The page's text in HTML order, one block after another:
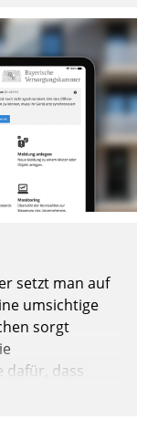
setzt man auf
umsichtige
sorgt
dafür, dass
es sein muss,